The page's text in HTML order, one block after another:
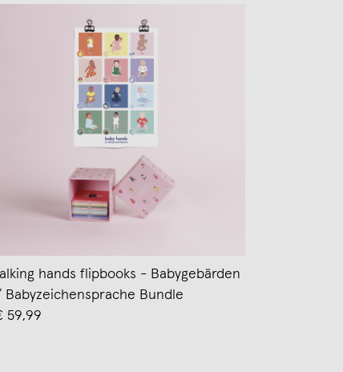
hands flipbooks - Babygebärden
Babyzeichensprache Bundle
59,99